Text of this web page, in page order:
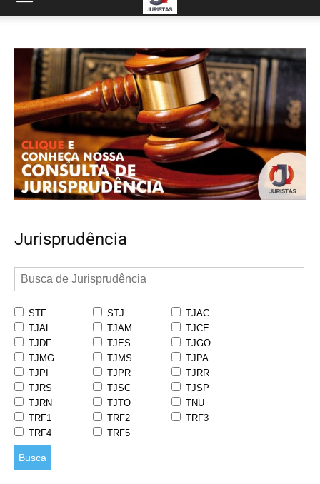
Jurisprudência
STF STJ
TJAC
TJAL
TJAM
TJCE
TJDF
TJES
TJGO
TJMG
TJMS
TJPA
TJPI
TJPR
TJRR
TJRS
TJSC
TJSP
TJRN
TJTO
TNU
TRF1
TRF2
TRF3
TRF4
TRF5
Busca